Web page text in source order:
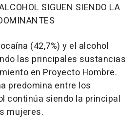
SIGUEN SIENDO LA
(42,7%) y el alcohol
las principales sustancias
en Proyecto Hombre.
predomina entre los
continúa siendo la principal
mujeres.